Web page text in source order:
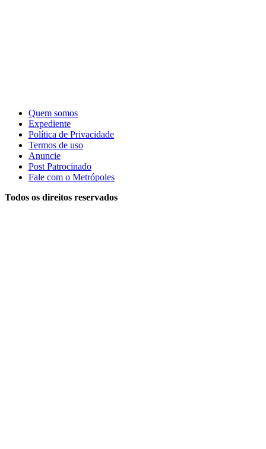
Quem somos
Expediente
Política de Privacidade
Termos de uso
Anuncie
Post Patrocinado
Fale com o Metrópoles
Todos os direitos reservados